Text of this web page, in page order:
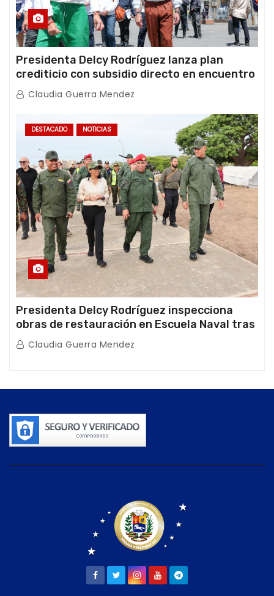
Presidenta Delcy Rodríguez lanza plan
crediticio con subsidio directo en encuentro
con Juntas de Condominio
Claudia Guerra Mendez
DESTACADO NOTICIAS
Presidenta Delcy Rodríguez inspecciona
obras de restauración en Escuela Naval tras
afectaciones sísmicas en La Guaira
Claudia Guerra Mendez